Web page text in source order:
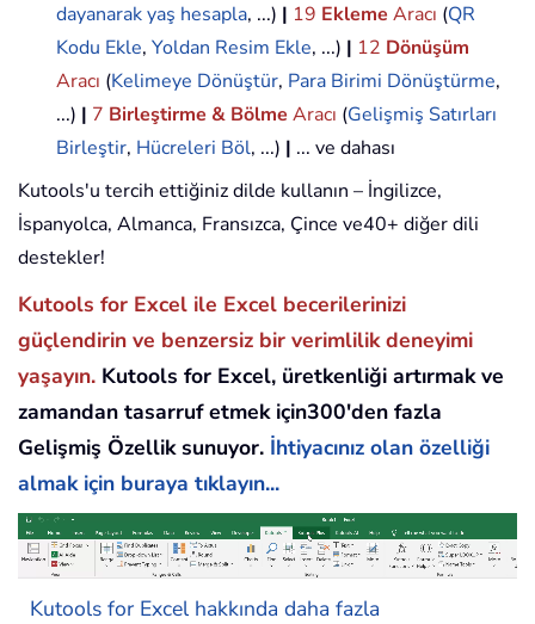
dayanarak yaş hesapla, ...) | 19 Ekleme Aracı (QR
Kodu Ekle, Yoldan Resim Ekle, ...) | 12 Dönüşüm
Aracı (Kelimeye Dönüştür, Para Birimi Dönüştürme,
...) | 7 Birleştirme & Bölme Aracı (Gelişmiş Satırları
Birleştir, Hücreleri Böl, ...) | ... ve dahası
Kutools'u tercih ettiğiniz dilde kullanın – İngilizce,
İspanyolca, Almanca, Fransızca, Çince ve40+ diğer dili
destekler!
Kutools for Excel ile Excel becerilerinizi
güçlendirin ve benzersiz bir verimlilik deneyimi
yaşayın. Kutools for Excel, üretkenliği artırmak ve
zamandan tasarruf etmek için300'den fazla
Gelişmiş Özellik sunuyor. İhtiyacınız olan özelliği
almak için buraya tıklayın...
Kutools for Excel hakkında daha fazla